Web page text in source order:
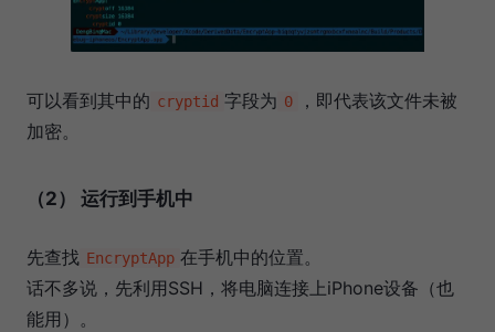
可以看到其中的 cryptid 字段为 0
，即代表该文件未被
加密。
（2） 运行到手机中
先查找 EncryptApp 在手机中的位置。
话不多说，先利用SSH，将电脑连接上iPhone设备（也
能用）。